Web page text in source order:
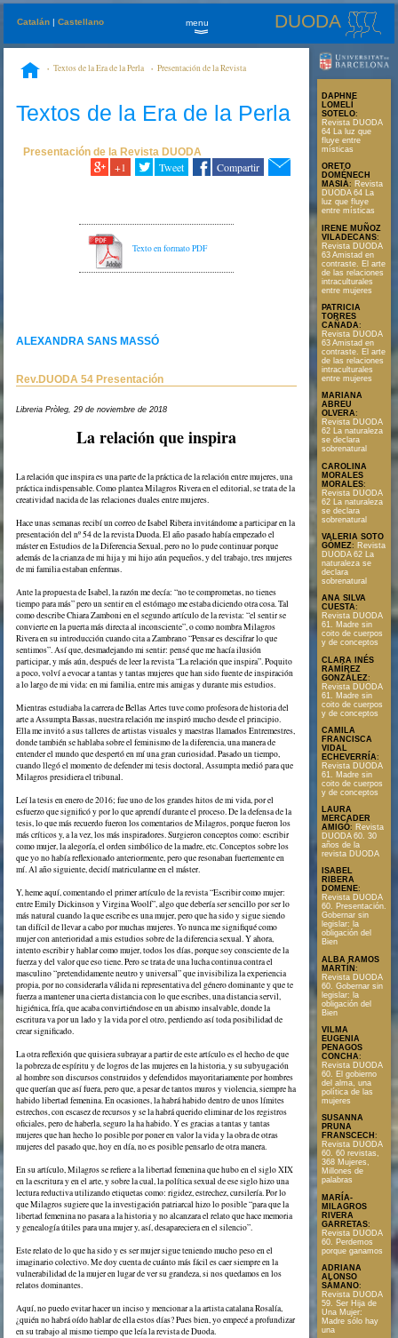
Catalán |Castellano DUODA
menu
»
Textos de la Era de la Perla
Presentación de la Revista
Textos de la Era de la Perla
Presentación de la Revista DUODA
+1 Tweet Compartir
Texto en formato PDF
ALEXANDRA SANS MASSÓ
Rev.DUODA 54 Presentación
Libreria Pròleg, 29 de noviembre de 2018
La relación que inspira
La relación que inspira es una parte de la práctica de la relación entre mujeres, una
práctica indispensable. Como plantea Milagros Rivera en el editorial, se trata de la
creatividad nacida de las relaciones duales entre mujeres.
Hace unas semanas recibí un correo de Isabel Ribera invitándome a participar en la
presentación del nº 54 de la revista Duoda. El año pasado había empezado el
máster en Estudios de la Diferencia Sexual, pero no lo pude continuar porque
además de la crianza de mi hija y mi hijo aún pequeños, y del trabajo, tres mujeres
de mi familia estaban enfermas.
Ante la propuesta de Isabel, la razón me decía: “no te comprometas, no tienes
tiempo para más” pero un sentir en el estómago me estaba diciendo otra cosa. Tal
como describe Chiara Zamboni en el segundo artículo de la revista: “el sentir se
convierte en la puerta más directa al inconsciente”, o como nombra Milagros
Rivera en su introducción cuando cita a Zambrano “Pensar es descifrar lo que
sentimos”. Así que, desmadejando mi sentir: pensé que me hacía ilusión
participar, y más aún, después de leer la revista “La relación que inspira”. Poquito
a poco, volví a evocar a tantas y tantas mujeres que han sido fuente de inspiración
a lo largo de mi vida: en mi familia, entre mis amigas y durante mis estudios.
Mientras estudiaba la carrera de Bellas Artes tuve como profesora de historia del
arte a Assumpta Bassas, nuestra relación me inspiró mucho desde el principio.
Ella me invitó a sus talleres de artistas visuales y maestras llamados Entremestres,
donde también se hablaba sobre el feminismo de la diferencia, una manera de
entender el mundo que despertó en mí una gran curiosidad. Pasado un tiempo,
cuando llegó el momento de defender mi tesis doctoral, Assumpta medió para que
Milagros presidiera el tribunal.
Leí la tesis en enero de 2016; fue uno de los grandes hitos de mi vida, por el
esfuerzo que significó y por lo que aprendí durante el proceso. De la defensa de la
tesis, lo que más recuerdo fueron los comentarios de Milagros, porque fueron los
más críticos y, a la vez, los más inspiradores. Surgieron conceptos como: escribir
como mujer, la alegoría, el orden simbólico de la madre, etc. Conceptos sobre los
que yo no había reflexionado anteriormente, pero que resonaban fuertemente en
mí. Al año siguiente, decidí matricularme en el máster.
Y, heme aquí, comentando el primer artículo de la revista “Escribir como mujer:
entre Emily Dickinson y Virgina Woolf”, algo que debería ser sencillo por ser lo
más natural cuando la que escribe es una mujer, pero que ha sido y sigue siendo
tan difícil de llevar a cabo por muchas mujeres. Yo nunca me signifiqué como
mujer con anterioridad a mis estudios sobre de la diferencia sexual. Y ahora,
intento escribir y hablar como mujer, todos los días, porque soy consciente de la
fuerza y del valor que eso tiene. Pero se trata de una lucha continua contra el
masculino “pretendidamente neutro y universal” que invisibiliza la experiencia
propia, por no considerarla válida ni representativa del género dominante y que te
fuerza a mantener una cierta distancia con lo que escribes, una distancia servil,
higiénica, fría, que acaba convirtiéndose en un abismo insalvable, donde la
escritura va por un lado y la vida por el otro, perdiendo así toda posibilidad de
crear significado.
La otra reflexión que quisiera subrayar a partir de este artículo es el hecho de que
la pobreza de espíritu y de logros de las mujeres en la historia, y su subyugación
al hombre son discursos construidos y defendidos mayoritariamente por hombres
que querían que así fuera, pero que, a pesar de tantos muros y violencia, siempre ha
habido libertad femenina. En ocasiones, la habrá habido dentro de unos límites
estrechos, con escasez de recursos y se la habrá querido eliminar de los registros
oficiales, pero de haberla, seguro la ha habido. Y es gracias a tantas y tantas
mujeres que han hecho lo posible por poner en valor la vida y la obra de otras
mujeres del pasado que, hoy en día, no es posible pensarlo de otra manera.
En su artículo, Milagros se refiere a la libertad femenina que hubo en el siglo XIX
en la escritura y en el arte, y sobre la cual, la política sexual de ese siglo hizo una
lectura reductiva utilizando etiquetas como: rigidez, estrechez, cursilería. Por lo
que Milagros sugiere que la investigación patriarcal hizo lo posible “para que la
libertad femenina no pasara a la historia y no alcanzara el relato que hace memoria
y genealogía útiles para una mujer y, así, desapareciera en el silencio”.
Este relato de lo que ha sido y es ser mujer sigue teniendo mucho peso en el
imaginario colectivo. Me doy cuenta de cuánto más fácil es caer siempre en la
vulnerabilidad de la mujer en lugar de ver su grandeza, si nos quedamos en los
relatos dominantes.
Aquí, no puedo evitar hacer un inciso y mencionar a la artista catalana Rosalía,
¿quién no habrá oído hablar de ella estos días? Pues bien, yo empecé a profundizar
en su trabajo al mismo tiempo que leía la revista de Duoda.
DAPHNE
LOMELÍ
SOTELO:
Revista DUODA
64 La luz que
fluye entre
místicas
ORETO
DOMÉNECH
MASIÀ: Revista
DUODA 64 La
luz que fluye
entre místicas
IRENE MUÑOZ
VILADECANS:
Revista DUODA
63 Amistad en
contraste. El arte
de las relaciones
intraculturales
entre mujeres
PATRICIA
TORRES
CAÑADA:
Revista DUODA
63 Amistad en
contraste. El arte
de las relaciones
intraculturales
entre mujeres
MARIANA
ABREU
OLVERA:
Revista DUODA
62 La naturaleza
se declara
sobrenatural
CAROLINA
MORALES
MORALES:
Revista DUODA
62 La naturaleza
se declara
sobrenatural
VALERIA SOTO
GÓMEZ: Revista
DUODA 62 La
naturaleza se
declara
sobrenatural
ANA SILVA
CUESTA:
Revista DUODA
61. Madre sin
coito de cuerpos
y de conceptos
CLARA INÉS
RAMÍREZ
GONZÁLEZ:
Revista DUODA
61. Madre sin
coito de cuerpos
y de conceptos
CAMILA
FRANCISCA
VIDAL
ECHEVERRÍA:
Revista DUODA
61. Madre sin
coito de cuerpos
y de conceptos
LAURA
MERCADER
AMIGÓ: Revista
DUODA 60. 30
años de la
revista DUODA
ISABEL
RIBERA
DOMENE:
Revista DUODA
60. Presentación.
Gobernar sin
legislar: la
obligación del
Bien
ALBA RAMOS
MARTÍN :
Revista DUODA
60. Gobernar sin
legislar: la
obligación del
Bien
VILMA
EUGENIA
PENAGOS
CONCHA:
Revista DUODA
60. El gobierno
del alma, una
política de las
mujeres
SUSANNA
PRUNA
FRANSCECH :
Revista DUODA
60. 60 revistas,
368 Mujeres,
Millones de
palabras
MARÍA-
MILAGROS
RIVERA
GARRETAS:
Revista DUODA
60. Perdemos
porque ganamos
ADRIANA
ALONSO
SÁMANO:
Revista DUODA
59. Ser Hija de
Una Mujer:
Madre sólo hay
una